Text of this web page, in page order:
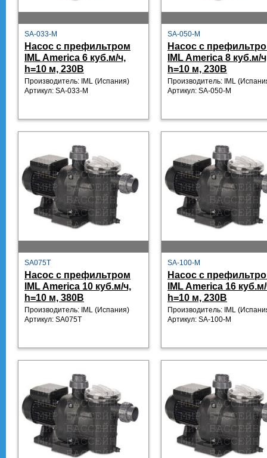
SA-033-M
Насос с префильтром
IML America 6 куб.м/ч,
h=10 м, 230В
Производитель: IML (Испания)
Артикул: SA-033-M
SA-050-M
Насос с
IML America 8 куб.м/
h=10 м, 230В
Производитель: IML
Артикул: SA-050-M
SA075T
Насос с префильтром
IML America 10 куб.м/ч,
h=10 м, 380В
Производитель: IML (Испания)
Артикул: SA075T
SA-100-M
Насос с
IML America 16
h=10 м, 230В
Производитель: IML
Артикул: SA-100-M